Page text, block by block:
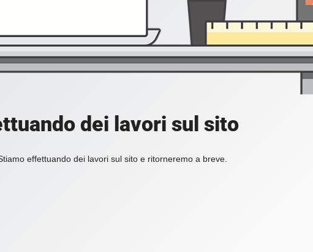
dei lavori sul sito
effettuando dei lavori sul sito e ritorneremo a breve.